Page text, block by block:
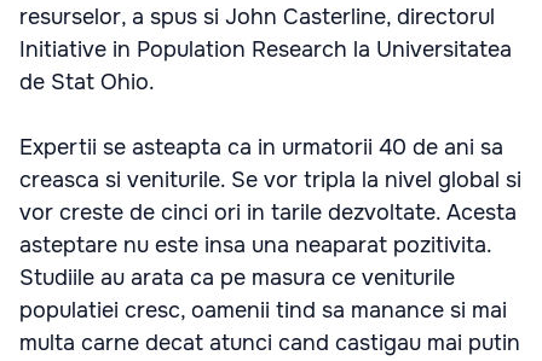
resurselor, a spus si John Casterline, directorul
Initiative in Population Research la Universitatea
de Stat Ohio.
Expertii se asteapta ca in urmatorii 40 de ani sa
creasca si veniturile. Se vor tripla la nivel global si
vor creste de cinci ori in tarile dezvoltate. Acesta
asteptare nu este insa una neaparat pozitivita.
Studiile au arata ca pe masura ce veniturile
populatiei cresc, oamenii tind sa manance si mai
multa carne decat atunci cand castigau mai putin